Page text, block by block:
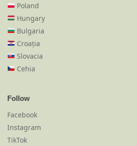
Poland
Hungary
Bulgaria
Croația
Slovacia
Cehia
Follow
Facebook
Instagram
TikTok